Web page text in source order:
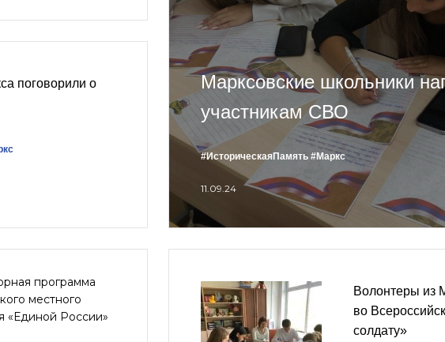
поговорили о
Марксовские школьники
участникам СВО
#ИсторическаяПамять #Маркс
11.09.24
программа
местного
«Единой России»
Волонтеры из
во
солдату»